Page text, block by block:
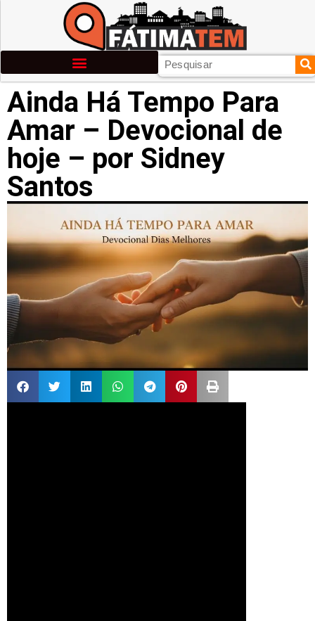
Ainda Há Tempo Para
Amar – Devocional de
hoje – por Sidney
Santos